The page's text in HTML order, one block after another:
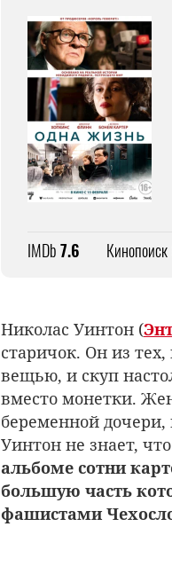
IMDb7.6 Кинопоиск
Николас Уинтон (
старичок. Он из
вещью, и скуп
вместо монетки.
беременной дочери,
Уинтон не знает,
альбоме сотни
большую часть
фашистами